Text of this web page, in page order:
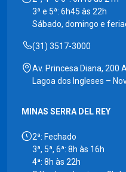
3ª e 5ª: 6h45 às 22h
Sábado, domingo e
(31) 3517-3000
Av. Princesa Diana, 200
Lagoa dos Ingleses –
MINAS SERRA DEL REY
2ª: Fechado
3ª, 5ª, 6ª: 8h às 16h
4ª: 8h às 22h